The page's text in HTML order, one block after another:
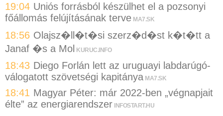
19:04 Uniós forrásból készülhet el a pozsonyi
főállomás felújításának terve MA7.SK
18:56 Olajsz�ll�t�si szerz�d�st k�t�tt a
Janaf �s a Mol
KURUC.INFO
18:43 Diego Forlán lett az uruguayi labdarúgó-
válogatott szövetségi kapitánya MA7.SK
18:41 Magyar Péter: már 2022-ben „végnapjait
élte” az energiarendszer INFOSTART.HU